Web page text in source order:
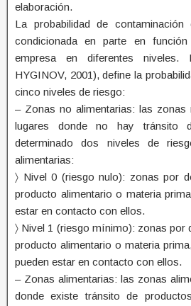
elaboración.
La probabilidad de
condicionada en parte en
empresa en diferentes niveles.
HYGINOV, 2001), define la
cinco niveles de riesgo:
– Zonas no alimentarias: las zonas
lugares donde no hay tránsito
determinado dos niveles de
alimentarias:
〉 Nivel 0 (riesgo nulo): zonas por
producto alimentario o materia
estar en contacto con ellos.
〉 Nivel 1 (riesgo mínimo): zonas por
producto alimentario o materia
pueden estar en contacto con ellos.
– Zonas alimentarias: las zonas
donde existe tránsito de